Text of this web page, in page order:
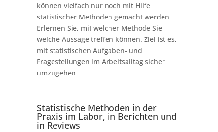
können vielfach nur noch mit Hilfe
statistischer Methoden gemacht werden.
Erlernen Sie, mit welcher Methode Sie
welche Aussage treffen können. Ziel ist es,
mit statistischen Aufgaben- und
Fragestellungen im Arbeitsalltag sicher
umzugehen.
Statistische Methoden in der
Praxis im Labor, in Berichten und
in Reviews